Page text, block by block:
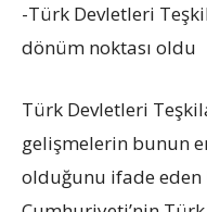
-Türk Devletleri
dönüm noktası oldu
Türk Devletleri
gelişmelerin bunun
olduğunu ifade eden